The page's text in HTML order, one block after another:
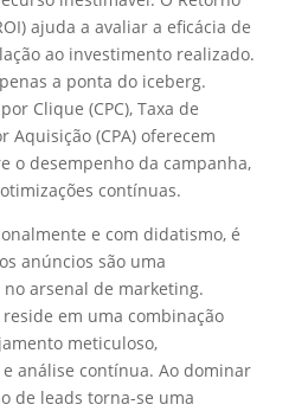
ajuda a avaliar a eficácia de
ao investimento realizado.
a ponta do iceberg.
Clique (CPC), Taxa de
Aquisição (CPA) oferecem
o desempenho da campanha,
contínuas.
e com didatismo, é
anúncios são uma
arsenal de marketing.
em uma combinação
meticuloso,
análise contínua. Ao dominar
de leads torna-se uma